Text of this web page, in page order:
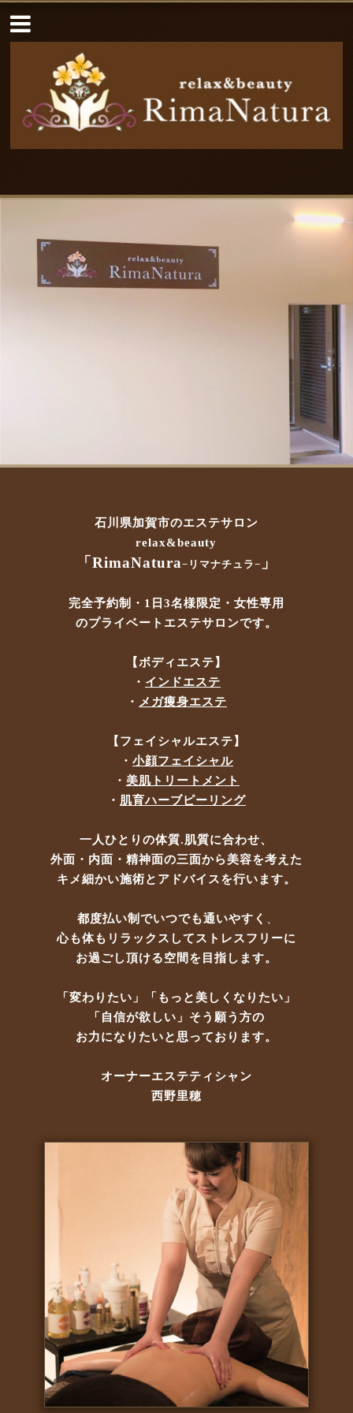
石川県加賀市のエステサロン
relax&beauty
「RimaNatura−リマナチュラ− 」
完全予約制・ 1日3名様限定・女性専用
のプライベートエステサロンです。
【ボディエステ】
・ インドエステ
・ メガ痩身エステ
【フェイシャルエステ】
・ 小顔フェイシャル
・ 美肌トリートメント
・ 肌育ハーブピーリング
一人ひとりの体質.肌質に合わせ、
外面・内面・精神面の三面から美容を考えた
キメ細かい施術とアドバイスを行います。
都度払い制でいつでも通いやすく
心も体もリラックスしてストレスフリーに
お過ごし頂ける空間を目指します。
「変わりたい」「もっと美しくなりたい」
「自信が欲しい」 そう願う方の
お力になりたいと思っております。
オーナーエステティシャン
西野里穂